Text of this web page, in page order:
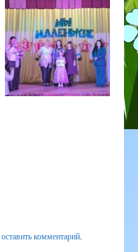
оставить комментарий